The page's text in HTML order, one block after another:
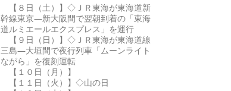
【８日（土）】◇ＪＲ東海が東海道新
幹線東京―新大阪間で翌朝到着の「東海
道ルミエールエクスプレス」を運行
【９日（日）】◇ＪＲ東海が東海道線
三島―大垣間で夜行列車「ムーンライト
ながら」を復刻運転
【１０日（月）】
【１１日（火）】◇山の日